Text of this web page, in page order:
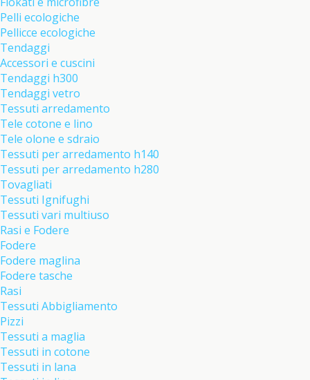
Pelli ecologiche
Pellicce ecologiche
Tendaggi
Accessori e cuscini
Tendaggi h300
Tendaggi vetro
Tessuti arredamento
Tele cotone e lino
Tele olone e sdraio
Tessuti per arredamento h140
Tessuti per arredamento h280
Tovagliati
Tessuti Ignifughi
Tessuti vari multiuso
Rasi e Fodere
Fodere
Fodere maglina
Fodere tasche
Rasi
Tessuti Abbigliamento
Pizzi
Tessuti a maglia
Tessuti in cotone
Tessuti in lana